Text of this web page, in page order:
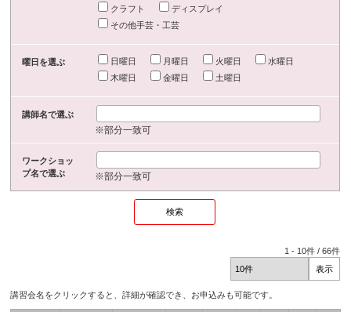
クラフト
ディスプレイ
その他手芸・工芸
曜日を選ぶ 日曜日 月曜日 火曜日
水曜日
木曜日
金曜日 土曜日
講師名で選ぶ
※部分一致可
ワークショッ
プ名で選ぶ
※部分一致可
1 - 10件 /66件
講習会名をクリックすると、詳細が確認でき、お申込みも可能です。